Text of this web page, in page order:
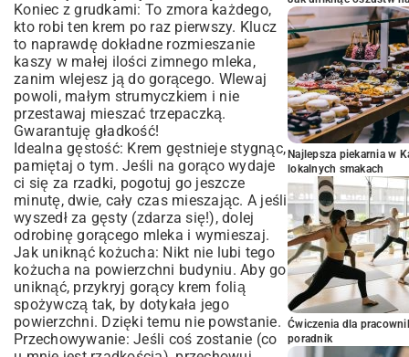
Koniec z grudkami: To zmora każdego,
kto robi ten krem po raz pierwszy. Klucz
to naprawdę dokładne rozmieszanie
kaszy w małej ilości zimnego mleka,
zanim wlejesz ją do gorącego. Wlewaj
powoli, małym strumyczkiem i nie
przestawaj mieszać trzepaczką.
Gwarantuję gładkość!
Idealna gęstość: Krem gęstnieje stygnąc,
pamiętaj o tym. Jeśli na gorąco wydaje
ci się za rzadki, pogotuj go jeszcze
minutę, dwie, cały czas mieszając. A jeśli
wyszedł za gęsty (zdarza się!), dolej
odrobinę gorącego mleka i wymieszaj.
Jak uniknąć kożucha: Nikt nie lubi tego
kożucha na powierzchni budyniu. Aby go
uniknąć, przykryj gorący krem folią
spożywczą tak, by dotykała jego
powierzchni. Dzięki temu nie powstanie.
Przechowywanie: Jeśli coś zostanie (co
Najlepsza piekarnia w
lokalnych smakach
Ćwiczenia dla
poradnik